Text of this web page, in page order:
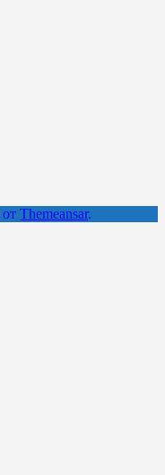
от Themeansar.